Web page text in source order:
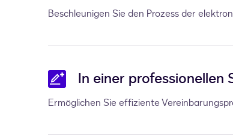
Beschleunigen Sie den Prozess der
In einer
Ermöglichen Sie effiziente